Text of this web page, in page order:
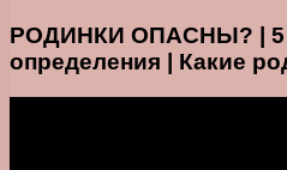
РОДИНКИ ОПАСНЫ? | 5
определения | Какие